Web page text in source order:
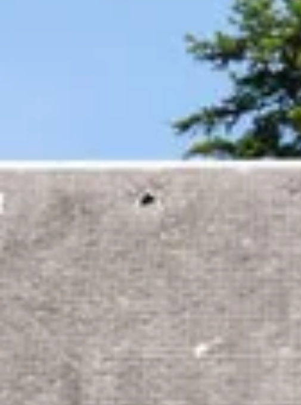
Weingüter & Weinprobe Languedoc Roussillon
Rumbrennereien & Destillerien Martinique
Destillerien & Weinkeller Poitou Charentes
Weingüter & Weinprobe Südwesten
Weingüter & Weinprobe Rhonetal
Weingüter & Weinprobe Aix en Provence
Weingüter & Weinprobe Bandol
Weingüter & Weinprobe Beaune
Weingüter & Weinprobe Colmar
Champagnerhäuser & Verkostungen Epernay
Champagnerhäuser & Verkostungen Reims
Weingüter & Weinprobe Riquewihr
Weingüter & Weinprobe Strasbourg
Cave historique des hospices de Strasbourg
Champagne Canard-Duchêne